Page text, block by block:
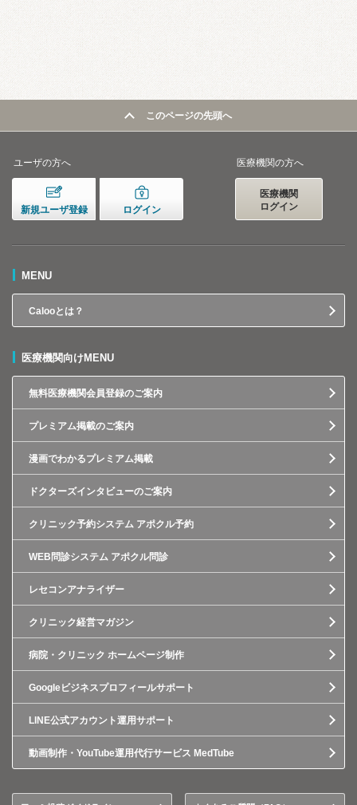
このページの先頭へ
ユーザの方へ
新規ユーザ登録 ログイン
医療機関の方へ
医療機関
ログイン
MENU
Calooとは？
医療機関向けMENU
無料医療機関会員登録のご案内
プレミアム掲載のご案内
漫画でわかるプレミアム掲載
ドクターズインタビューのご案内
クリニック予約システム アポクル予約
WEB問診システム アポクル問診
レセコンアナライザー
クリニック経営マガジン
病院・クリニック ホームページ制作
Googleビジネスプロフィールサポート
LINE公式アカウント運用サポート
動画制作・YouTube運用代行サービス MedTube